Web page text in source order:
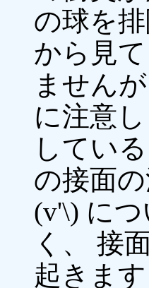
の球を
から見
ません
に注意
してい
の接面
(v'\) に
く、 接
起きます